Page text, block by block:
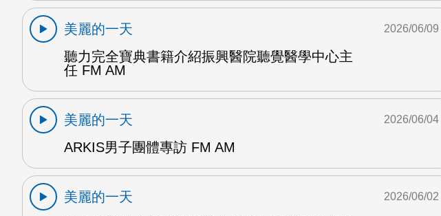
美麗的一天
聽力完全寶典書籍介紹振興醫院聽覺醫學中心主
任 FM AM
2026/06/09
美麗的一天
ARKIS男子團體專訪 FM AM
2026/06/04
美麗的一天
2026/06/02